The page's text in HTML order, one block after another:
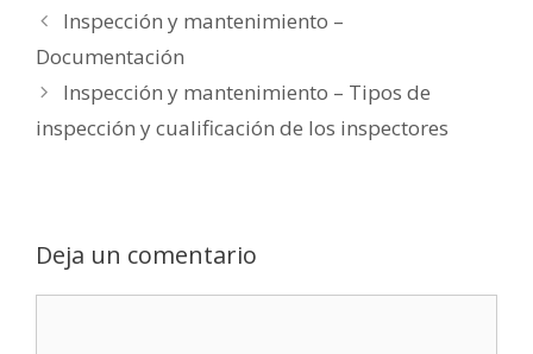
Inspección y mantenimiento –
Documentación
Inspección y mantenimiento – Tipos de
inspección y cualificación de los inspectores
Deja un comentario